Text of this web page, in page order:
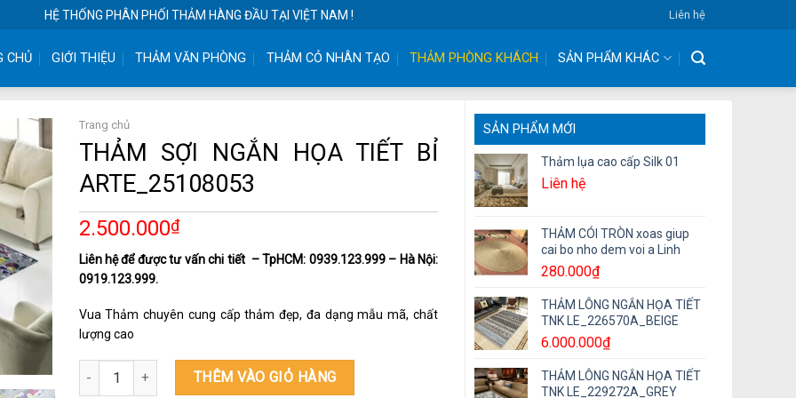
HỆ THỐNG PHÂN PHỐI THẢM HÀNG ĐẦU TẠI VIỆT NAM ! Liên hệ
CHỦ GIỚI THIỆU THẢM VĂN PHÒNG THẢM CỎ NHÂN TẠO THẢM PHÒNG KHÁCH SẢN PHẨM KHÁC
SẢN PHẨM MỚI
Thảm lụa cao cấp Silk 01
Liên hệ
THẢM CÓI TRÒN xoas giup
cai bo nho dem voi a Linh
280.000₫
THẢM LÔNG NGẮN HỌA TIẾT
TNK LE_226570A_BEIGE
6.000.000₫
THẢM LÔNG NGẮN HỌA TIẾT
TNK LE_229272A_GREY
Trang chủ
THẢM SỢI NGẮN HỌA TIẾT BỈ
ARTE_25108053
2.500.000₫
Liên hệ để được tư vấn chi tiết – TpHCM: 0939.123.999 – Hà Nội:
0919.123.999.
Vua Thảm chuyên cung cấp thảm đẹp, đa dạng mẫu mã, chất
lượng cao
THẢM SỢI NGẮN HỌA TIẾT BỈ ARTE_25108053 số lượng
THÊM VÀO GIỎ HÀNG